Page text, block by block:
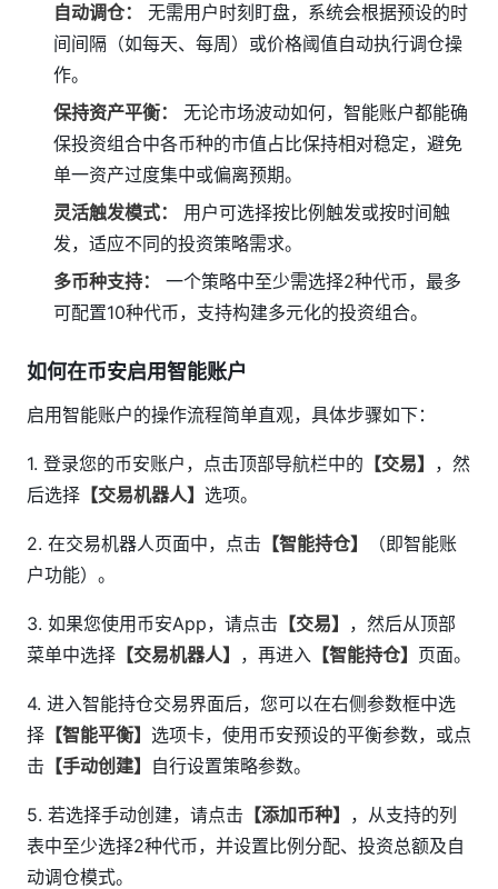
自动调仓：
无需用户时刻盯盘，系统会根据预设的时
间间隔（如每天、每周）或价格阈值自动执行调仓操
作。
保持资产平衡：
无论市场波动如何，智能账户都能确
保投资组合中各币种的市值占比保持相对稳定，避免
单一资产过度集中或偏离预期。
灵活触发模式：
用户可选择按比例触发或按时间触
发，适应不同的投资策略需求。
多币种支持：
一个策略中至少需选择2种代币，最多
可配置10种代币，支持构建多元化的投资组合。
如何在币安启用智能账户
启用智能账户的操作流程简单直观，具体步骤如下：
1. 登录您的币安账户，点击顶部导航栏中的 【交易】 ，然
后选择 【交易机器人】 选项。
2. 在交易机器人页面中，点击 【智能持仓】
（即智能账
户功能）。
3. 如果您使用币安App，请点击 【交易】 ，然后从顶部
菜单中选择 【交易机器人】 ，再进入 【智能持仓】 页面。
4. 进入智能持仓交易界面后，您可以在右侧参数框中选
择 【智能平衡】 选项卡，使用币安预设的平衡参数，或点
击 【手动创建】 自行设置策略参数。
5. 若选择手动创建，请点击 【添加币种】 ，从支持的列
表中至少选择2种代币，并设置比例分配、投资总额及自
动调仓模式。